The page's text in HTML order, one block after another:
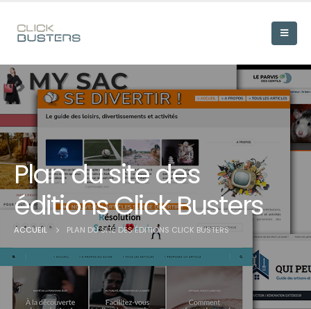
Plan du site des
éditions Click Busters
ACCUEIL PLAN DU SITE DES ÉDITIONS CLICK BUSTERS